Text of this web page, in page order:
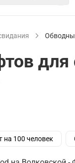
на 100 человек